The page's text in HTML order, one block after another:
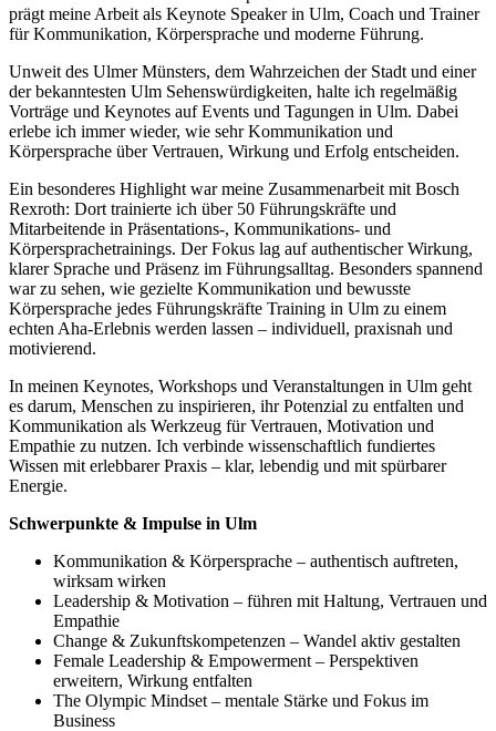
prägt meine Arbeit als Keynote Speaker in Ulm, Coach und Trainer
für Kommunikation, Körpersprache und moderne Führung.
Unweit des Ulmer Münsters, dem Wahrzeichen der Stadt und einer
der bekanntesten Ulm Sehenswürdigkeiten, halte ich regelmäßig
Vorträge und Keynotes auf Events und Tagungen in Ulm. Dabei
erlebe ich immer wieder, wie sehr Kommunikation und
Körpersprache über Vertrauen, Wirkung und Erfolg entscheiden.
Ein besonderes Highlight war meine Zusammenarbeit mit Bosch
Rexroth: Dort trainierte ich über 50 Führungskräfte und
Mitarbeitende in Präsentations-, Kommunikations- und
Körpersprachetrainings. Der Fokus lag auf authentischer Wirkung,
klarer Sprache und Präsenz im Führungsalltag. Besonders spannend
war zu sehen, wie gezielte Kommunikation und bewusste
Körpersprache jedes Führungskräfte Training in Ulm zu einem
echten Aha-Erlebnis werden lassen – individuell, praxisnah und
motivierend.
In meinen Keynotes, Workshops und Veranstaltungen in Ulm geht
es darum, Menschen zu inspirieren, ihr Potenzial zu entfalten und
Kommunikation als Werkzeug für Vertrauen, Motivation und
Empathie zu nutzen. Ich verbinde wissenschaftlich fundiertes
Wissen mit erlebbarer Praxis – klar, lebendig und mit spürbarer
Energie.
Schwerpunkte & Impulse in Ulm
Kommunikation & Körpersprache – authentisch auftreten,
wirksam wirken
Leadership & Motivation – führen mit Haltung, Vertrauen und
Empathie
Change & Zukunftskompetenzen – Wandel aktiv gestalten
Female Leadership & Empowerment – Perspektiven
erweitern, Wirkung entfalten
The Olympic Mindset – mentale Stärke und Fokus im
Business